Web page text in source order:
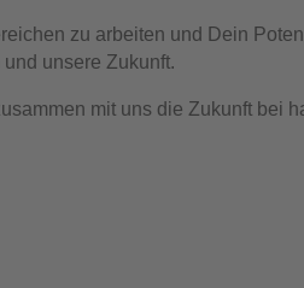
zu arbeiten und Dein
unsere Zukunft.
mit uns die Zukunft bei